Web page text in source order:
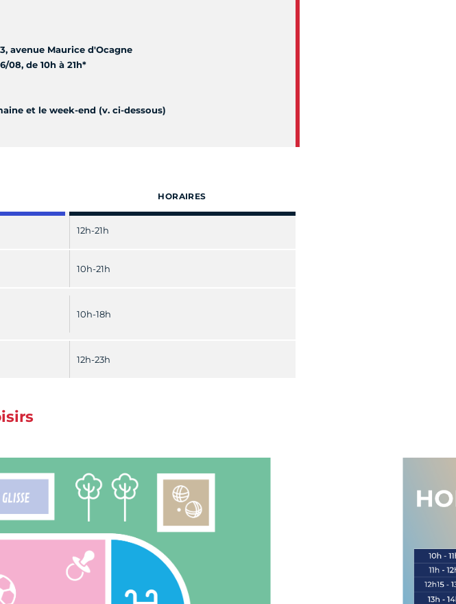
avenue Maurice d'Ocagne
08, de 10h à 21h*
et le week-end (v. ci-dessous)
HORAIRES
12h-21h
10h-21h
10h-18h
12h-23h